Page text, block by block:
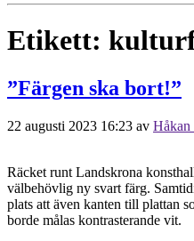
Etikett:
”Färgen ska bort!”
22 augusti 2023 16:23 av Håkan
Räcket runt Landskrona
välbehövlig ny svart färg.
plats att även kanten till plattan
borde målas kontrasterande vit.